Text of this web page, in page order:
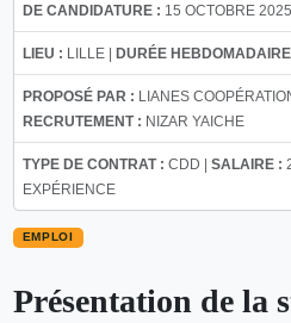
DE CANDIDATURE : 15 OCTOBRE 2025
LIEU : LILLE | DURÉE
PROPOSÉ PAR : LIANES
RECRUTEMENT : NIZAR YAICHE
TYPE DE CONTRAT : CDD | SALAIRE :
EXPÉRIENCE
EMPLOI
Présentation de la